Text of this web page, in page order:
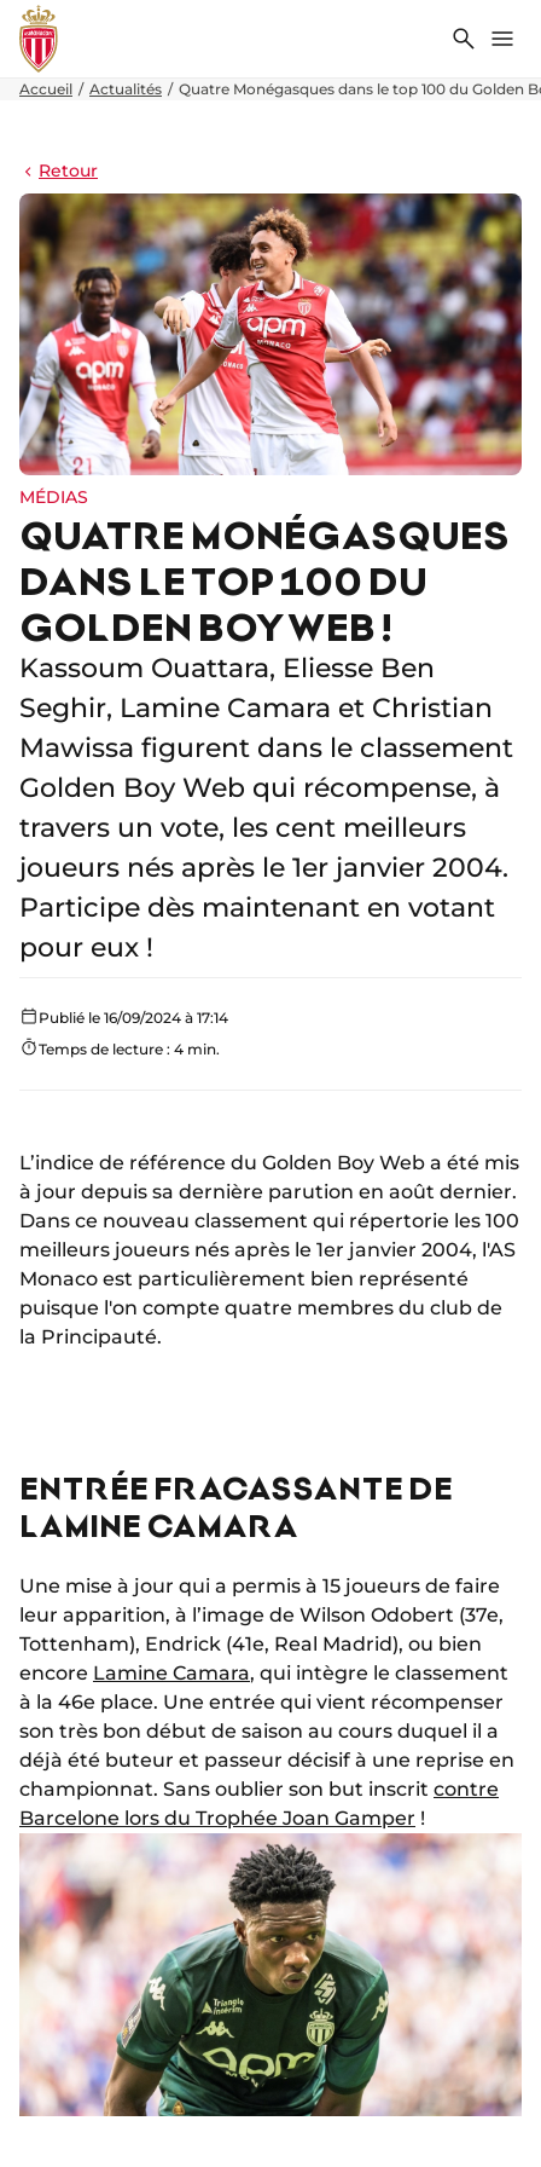
Accueil Actualités Quatre Monégasques dans le top 100 du Golden
Retour
MÉDIAS
QUATRE MONÉGASQUES
DANS LE TOP 100 DU
GOLDEN BOY WEB !
Kassoum Ouattara, Eliesse Ben
Seghir, Lamine Camara et Christian
Mawissa figurent dans le classement
Golden Boy Web qui récompense, à
travers un vote, les cent meilleurs
joueurs nés après le 1er janvier 2004.
Participe dès maintenant en votant
pour eux !
Publié le 16/09/2024 à 17:14
Temps de lecture : 4 min.
L’indice de référence du Golden Boy Web a été mis
à jour depuis sa dernière parution en août dernier.
Dans ce nouveau classement qui répertorie les 100
meilleurs joueurs nés après le 1er janvier 2004, l'AS
Monaco est particulièrement bien représenté
puisque l'on compte quatre membres du club de
la Principauté.
ENTRÉE FRACASSANTE DE
LAMINE CAMARA
Une mise à jour qui a permis à 15 joueurs de faire
leur apparition, à l’image de Wilson Odobert (37e,
Tottenham), Endrick (41e, Real Madrid), ou bien
encore Lamine Camara, qui intègre le classement
à la 46e place. Une entrée qui vient récompenser
son très bon début de saison au cours duquel il a
déjà été buteur et passeur décisif à une reprise en
championnat. Sans oublier son but inscrit contre
Barcelone lors du Trophée Joan Gamper !